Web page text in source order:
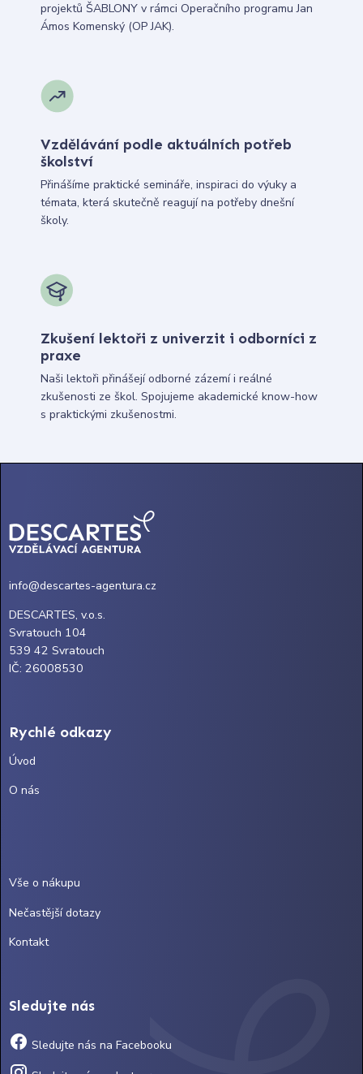
projektů ŠABLONY v rámci Operačního programu Jan
Ámos Komenský (OP JAK).
Vzdělávání podle aktuálních potřeb
školství
Přinášíme praktické semináře, inspiraci do výuky a
témata, která skutečně reagují na potřeby dnešní
školy.
Zkušení lektoři z univerzit i odborníci z
praxe
Naši lektoři přinášejí odborné zázemí i reálné
zkušenosti ze škol. Spojujeme akademické know-how
s praktickými zkušenostmi.
info@descartes-agentura.cz
DESCARTES, v.o.s.
Svratouch 104
539 42 Svratouch
IČ: 26008530
Rychlé odkazy
Úvod
O nás
Vše o nákupu
Nečastější dotazy
Kontakt
Sledujte nás
Sledujte nás na Facebooku